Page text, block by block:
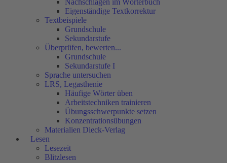
Nachschlagen im Wörterbuch
Eigenständige Textkorrektur
Textbeispiele
Grundschule
Sekundarstufe
Überprüfen, bewerten...
Grundschule
Sekundarstufe I
Sprache untersuchen
LRS, Legasthenie
Häufige Wörter üben
Arbeitstechniken trainieren
Übungsschwerpunkte setzen
Konzentrationsübungen
Materialien Dieck-Verlag
Lesen
Lesezeit
Blitzlesen